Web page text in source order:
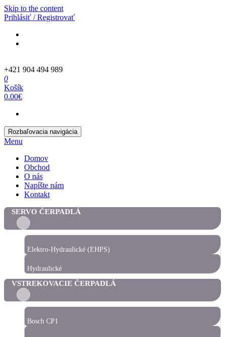
Skip to the content
Prihlásiť / Registrovať
+421 904 494 989
0
Košík
0.00€
Rozbaľovacia navigácia
Menu
Domov
Obchod
O nás
Napíšte nám
Kontakt
SERVO ČERPADLÁ
Elektro-Hydraulické (EHPS)
Hydraulické
VSTREKOVACIE ČERPADLÁ
Bosch CP1